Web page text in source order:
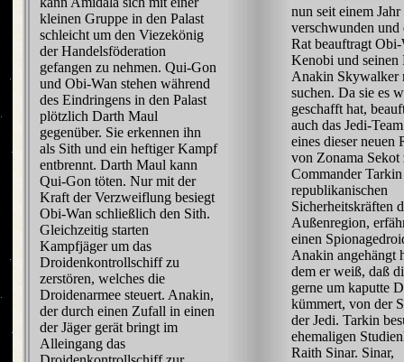
kleinen Gruppe in den Palast
schleicht um den Viezekönig
der Handelsföderation
gefangen zu nehmen. Qui-Gon
und Obi-Wan stehen während
des Eindringens in den Palast
plötzlich Darth Maul
gegenüber. Sie erkennen ihn
als Sith und ein heftiger Kampf
entbrennt. Darth Maul kann
Qui-Gon töten. Nur mit der
Kraft der Verzweiflung besiegt
Obi-Wan schließlich den Sith.
Gleichzeitig starten
Kampfjäger um das
Droidenkontrollschiff zu
zerstören, welches die
Droidenarmee steuert. Anakin,
der durch einen Zufall in einen
der Jäger gerät bringt im
Alleingang das
nun seit einem Jahr
verschwunden und
Rat beauftragt
Kenobi und seinen
Anakin Skywalker
suchen. Da sie es
geschafft hat,
auch das Jedi-
eines dieser neuen
von Zonama Sekot
Commander
republikanischen
Sicherheitskräften
Außenregion,
einen
Anakin angehängt
dem er weiß, daß
gerne um kaputte
kümmert, von der
der Jedi. Tarkin
ehemaligen
Raith Sinar. Sinar,